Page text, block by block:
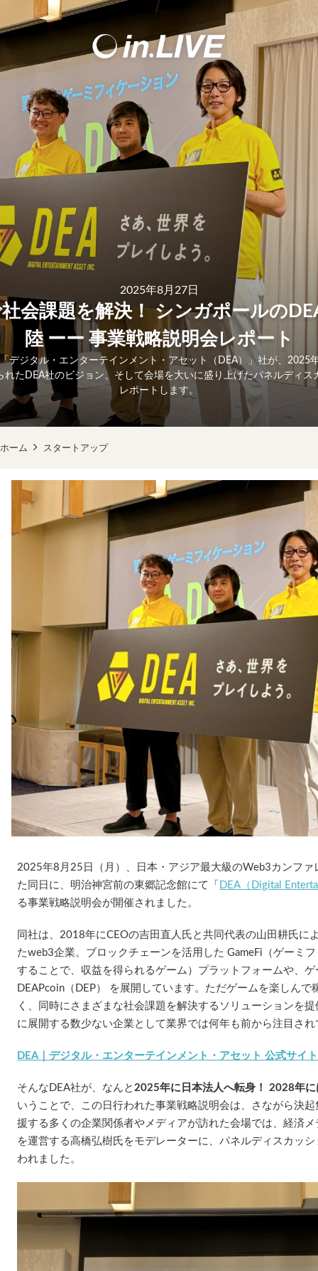
2025年8月27日
会課題を解決！ シンガポールの
陸 ーー 事業戦略説明会レポート
デジタル・エンターテインメント・アセット（DEA）」社が、2025
れたDEA社のビジョン、そして会場を大いに盛り上げたパネルディス
レポートします。
ホーム スタートアップ
2025年8月25日（月）、日本・アジア最大級のWeb3カンフ
た同日に、明治神宮前の東郷記念館にて「 DEA（Digital
る事業戦略説明会が開催されました。
同社は、2018年にCEOの吉田直人氏と共同代表の山田耕氏に
たweb3企業。ブロックチェーンを活用した GameFi（ゲーミ
することで、収益を得られるゲーム）プラットフォームや、
DEAPcoin（DEP） を展開しています。ただゲームを楽しんで
く、同時にさまざまな社会課題を解決するソリューションを
に展開する数少ない企業として業界では何年も前から注目さ
DEA｜デジタル・エンターテインメント・アセット 公式サイト
そんなDEA社が、なんと 2025年に日本法人へ転身！ 2028年
いうことで、この日行われた事業戦略説明会は、さながら決
援する多くの企業関係者やメディアが訪れた会場では、経済メ
を運営する高橋弘樹氏をモデレーターに、パネルディスカッ
われました。